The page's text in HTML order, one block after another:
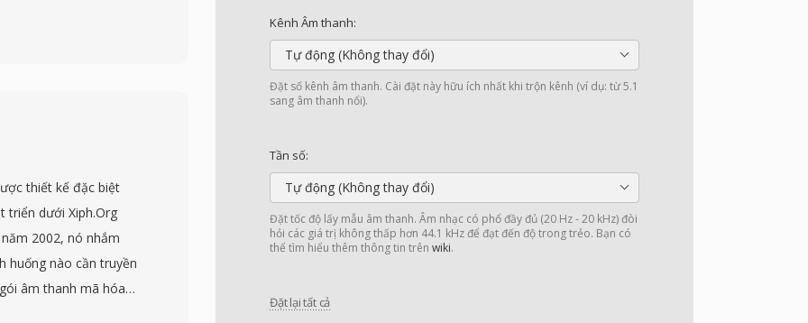
Kênh Âm thanh:
Tự động (Không thay đổi)
Đặt số kênh âm thanh. Cài đặt này hữu ích nhất khi trộn kênh (ví dụ: từ 5.1
sang âm thanh nổi).
Tần số:
Tự động (Không thay đổi)
Đặt tốc độ lấy mẫu âm thanh. Âm nhạc có phổ đầy đủ (20 Hz - 20 kHz) đòi
hỏi các giá trị không thấp hơn 44.1 kHz để đạt đến độ trong trẻo. Bạn có
thể tìm hiểu thêm thông tin trên wiki.
Đặt lại tất cả
ghi âm thoại, thư
và tạo nhiễu thoải
dù AMR không phù
Hz), nó xuất sắc
điều kiện mạng khó
thiết kế đặc biệt
triển dưới Xiph.Org
2002, nó nhắm
huống nào cần truyền
âm thanh mã hóa
hóa giọng nói của